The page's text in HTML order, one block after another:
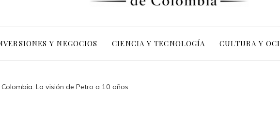
Y NEGOCIOS CIENCIA Y TECNOLOGÍA CULTURA Y
Colombia: La visión de Petro a 10 años